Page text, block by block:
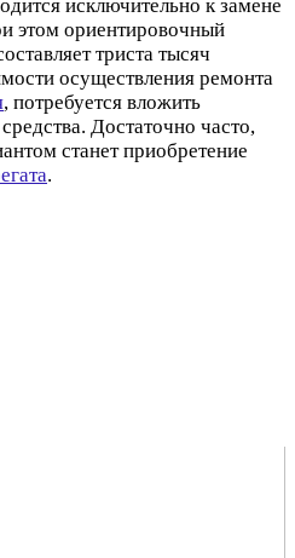
исключительно к замене
этом ориентировочный
триста тысяч
осуществления ремонта
, потребуется вложить
Достаточно часто,
станет приобретение
.